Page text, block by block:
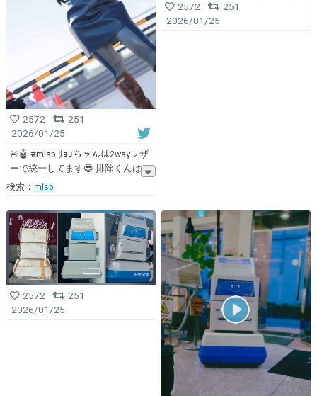
2572
251
2026/01/25
🚨🤖 #mlsb ﾘｮｺちゃんは2wayレザ
ーで統一してます😎 排除くんは
検索： mlsb
2572
251
2026/01/25
2572
251
2026/01/25